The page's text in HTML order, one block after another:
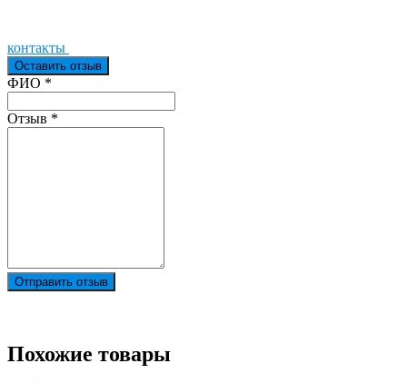
контакты
Оставить отзыв
Ваш отзыв был отправлен!
ФИО *
Отзыв *
Отправить отзыв
Похожие товары